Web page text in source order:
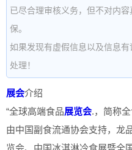
已尽合理审核义务，但不对内
保。
如果发现有虚假信息以及信息有
处理！
展会介绍
“全球高端食品展览会.，简称
由中国副食流通协会支持，龙
览会、中国冰淇淋冷食展暨全